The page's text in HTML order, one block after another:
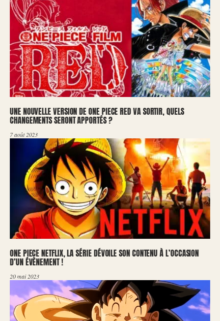
UNE NOUVELLE VERSION DE ONE PIECE RED VA SORTIR, QUELS
CHANGEMENTS SERONT APPORTÉS ?
7 août 2023
ONE PIECE NETFLIX, LA SÉRIE DÉVOILE SON CONTENU À L’OCCASION
D’UN ÉVÈNEMENT !
20 mai 2023